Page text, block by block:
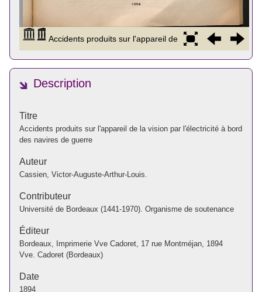
Description
Titre
Accidents produits sur l'appareil de la vision par l'électricité à bord
des navires de guerre
Auteur
Cassien, Victor-Auguste-Arthur-Louis.
Contributeur
Université de Bordeaux (1441-1970). Organisme de soutenance
Éditeur
Bordeaux, Imprimerie Vve Cadoret, 17 rue Montméjan, 1894
Vve. Cadoret (Bordeaux)
Date
1894